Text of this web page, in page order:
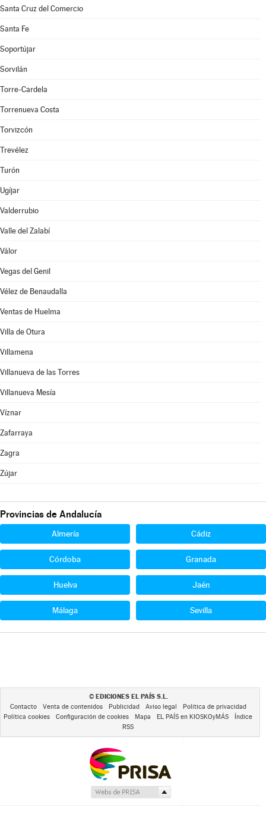
Santa Cruz del Comercio
Santa Fe
Soportújar
Sorvilán
Torre-Cardela
Torrenueva Costa
Torvizcón
Trevélez
Turón
Ugíjar
Valderrubio
Valle del Zalabí
Válor
Vegas del Genil
Vélez de Benaudalla
Ventas de Huelma
Villa de Otura
Villamena
Villanueva de las Torres
Villanueva Mesía
Víznar
Zafarraya
Zagra
Zújar
Provincias de Andalucía
Almería Cádiz
Córdoba Granada
Huelva Jaén
Málaga Sevilla
© EDICIONES EL PAÍS S.L.
Contacto Venta de contenidos Publicidad Aviso legal
Política de privacidad
Política cookies
Configuración de cookies Mapa EL PAÍS en KIOSKOyMÁS
Índice
RSS